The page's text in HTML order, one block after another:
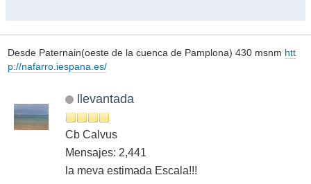
Desde Paternain(oeste de la cuenca de Pamplona) 430 msnm htt
p://nafarro.iespana.es/
llevantada
Cb Calvus
Mensajes: 2,441
la meva estimada Escala!!!